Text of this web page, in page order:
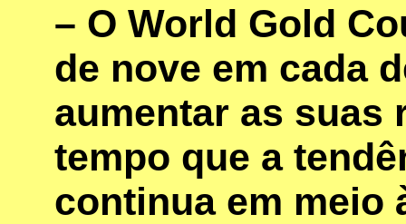
– O World Gold
de nove em cada
aumentar as suas
tempo que a
continua em meio